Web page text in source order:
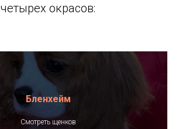
четырех окрасов:
Бленхейм
Смотреть щенков